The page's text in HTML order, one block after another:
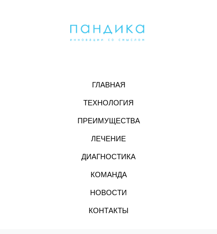
ГЛАВНАЯ
ТЕХНОЛОГИЯ
ПРЕИМУЩЕСТВА
ЛЕЧЕНИЕ
ДИАГНОСТИКА
КОМАНДА
НОВОСТИ
КОНТАКТЫ